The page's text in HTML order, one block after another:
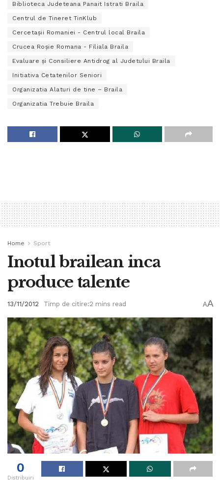
Biblioteca Judeteana Panait Istrati Braila
Centrul de Tineret TinKlub
Cercetaşii Romaniei - Centrul local Braila
Crucea Roşie Romana - Filiala Braila
Evaluare şi Consiliere Antidrog al Judetului Braila
Initiativa Cetatenilor Seniori
Organizatia Alaturi de tine – Braila
Organizatia Trebuie Braila
Home Sport
Inotul brailean inca
produce talente
13/11/2012 Timp de citire:2 mins read AA
0
Distribuiri